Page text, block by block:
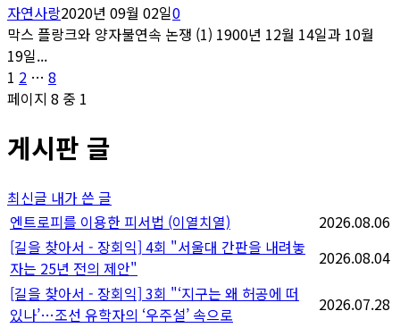
자연사랑2020년 09월 02일0
막스 플랑크와 양자불연속 논쟁 (1) 1900년 12월 14일과 10월
19일...
글
페
이
지
매
김
페
이
1 페
이
2 … 페
이
8
페이지 8 중 1
게시판 글
최신글 내가 쓴 글
엔트로피를 이용한 피서법 (이열치열)
2026.08.06
[길을 찾아서 - 장회익] 4회 "서울대 간판을 내려놓
자는 25년 전의 제안"
2026.08.04
[길을 찾아서 - 장회익] 3회 "‘지구는 왜 허공에 떠
있나’…조선 유학자의 ‘우주설’ 속으로
2026.07.28